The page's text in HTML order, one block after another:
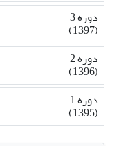
دوره 3
(1397)
دوره 2
(1396)
دوره 1
(1395)